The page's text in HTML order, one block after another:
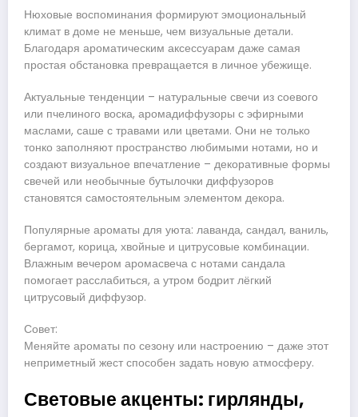
Нюховые воспоминания формируют эмоциональный
климат в доме не меньше, чем визуальные детали.
Благодаря ароматическим аксессуарам даже самая
простая обстановка превращается в личное убежище.
Актуальные тенденции – натуральные свечи из соевого
или пчелиного воска, аромадиффузоры с эфирными
маслами, саше с травами или цветами. Они не только
тонко заполняют пространство любимыми нотами, но и
создают визуальное впечатление – декоративные формы
свечей или необычные бутылочки диффузоров
становятся самостоятельным элементом декора.
Популярные ароматы для уюта: лаванда, сандал, ваниль,
бергамот, корица, хвойные и цитрусовые комбинации.
Влажным вечером аромасвеча с нотами сандала
помогает расслабиться, а утром бодрит лёгкий
цитрусовый диффузор.
Совет:
Меняйте ароматы по сезону или настроению – даже этот
неприметный жест способен задать новую атмосферу.
Световые акценты: гирлянды,